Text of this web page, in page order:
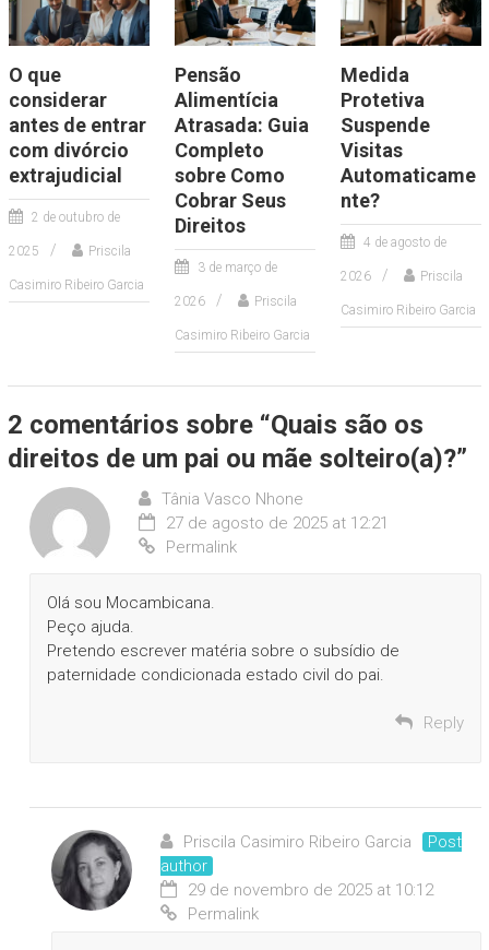
O que
considerar
antes de entrar
com divórcio
extrajudicial
2 de outubro de
2025 Priscila
Casimiro Ribeiro Garcia
Pensão
Alimentícia
Atrasada: Guia
Completo
sobre Como
Cobrar Seus
Direitos
3 de março de
2026 Priscila
Casimiro Ribeiro Garcia
Medida
Protetiva
Suspende
Visitas
Automaticame
nte?
4 de agosto de
2026 Priscila
Casimiro Ribeiro Garcia
2 comentários sobre “Quais são os
direitos de um pai ou mãe solteiro(a)?”
Tânia Vasco Nhone
27 de agosto de 2025 at 12:21
Permalink
Olá sou Mocambicana.
Peço ajuda.
Pretendo escrever matéria sobre o subsídio de
paternidade condicionada estado civil do pai.
Reply
Priscila Casimiro Ribeiro Garcia
Post
author
29 de novembro de 2025 at 10:12
Permalink